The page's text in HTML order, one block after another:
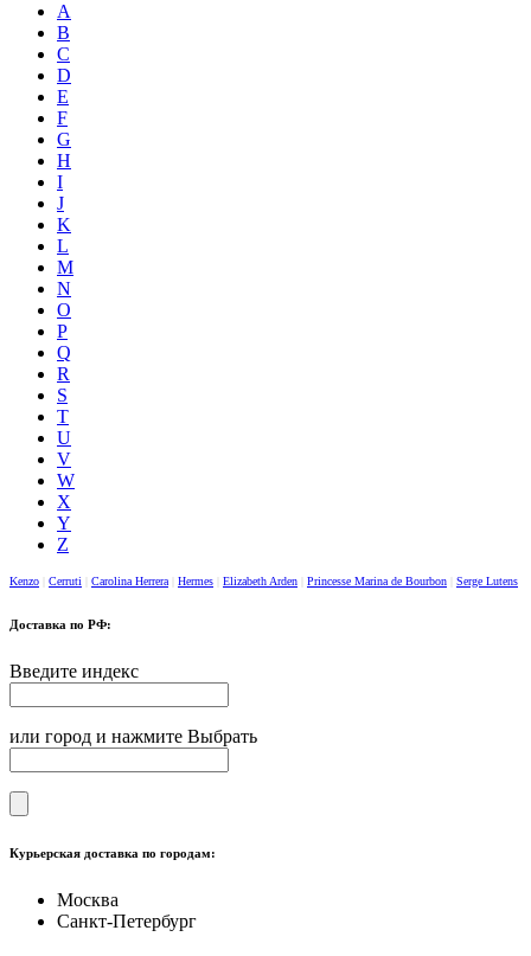
A
B
C
D
E
F
G
H
I
J
K
L
M
N
O
P
Q
R
S
T
U
V
W
X
Y
Z
Kenzo Cerruti Carolina Herrera Hermes Elizabeth Arden Princesse Marina de Bourbon Serge Lutens
Доставка по РФ:
Введите индекс
или город и нажмите Выбрать
Курьерская доставка по городам:
Москва
Санкт-Петербург